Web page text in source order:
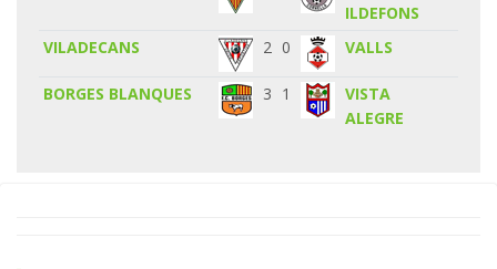
ILDEFONS
VILADECANS
2 0 VALLS
BORGES BLANQUES 3 1
VISTA
ALEGRE